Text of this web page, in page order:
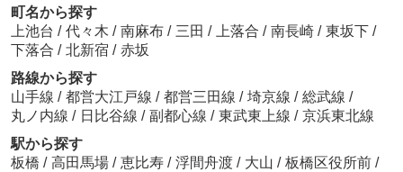
町名から探す
上池台 / 代々木 / 南麻布 / 三田 / 上落合 / 南長崎 / 東坂下 /
下落合 / 北新宿 / 赤坂
路線から探す
山手線 / 都営大江戸線 / 都営三田線 / 埼京線 / 総武線 /
丸ノ内線 / 日比谷線 / 副都心線 / 東武東上線 / 京浜東北線
駅から探す
板橋 / 高田馬場 / 恵比寿 / 浮間舟渡 / 大山 / 板橋区役所前 /